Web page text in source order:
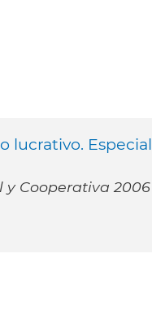
lucrativo. Especial
y Cooperativa 2006